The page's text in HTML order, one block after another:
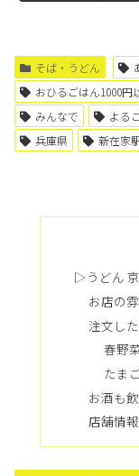
そば・うどん
おひるごはん1000円
みんなで
よる
兵庫県
新在家
▷うどん
お店の
注文し
春野
たま
お酒も
店舗情報